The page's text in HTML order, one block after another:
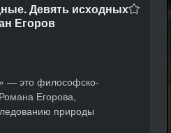
Девять исходных
Егоров
— это философско-
Егорова,
природы